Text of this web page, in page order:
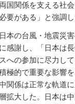
国関係を支える社
要がある」と強調し
本の台風・地震災
感謝し、「日本は
への参加に尽力し
極的で重要な影響
関係は正常な軌道
拡大した。日本は